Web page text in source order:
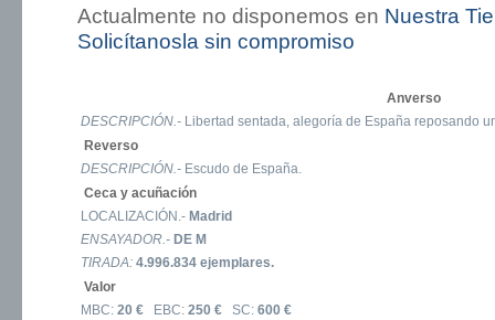
Actualmente no disponemos en Nuestra
Solicítanosla sin compromiso
Anverso
DESCRIPCIÓN.- Libertad sentada, alegoría de España reposando
Reverso
DESCRIPCIÓN.- Escudo de España.
Ceca y acuñación
LOCALIZACIÓN.- Madrid
ENSAYADOR.- DE M
TIRADA: 4.996.834 ejemplares.
Valor
MBC: 20 € EBC: 250 € SC: 600 €